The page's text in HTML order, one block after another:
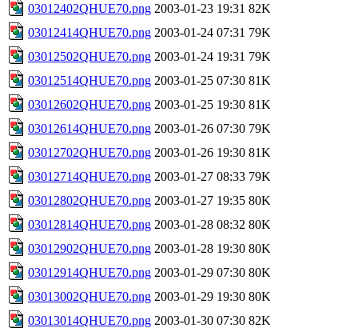
03012402QHUE70.png 2003-01-23 19:31 82K
03012414QHUE70.png 2003-01-24 07:31 79K
03012502QHUE70.png 2003-01-24 19:31 79K
03012514QHUE70.png 2003-01-25 07:30 81K
03012602QHUE70.png 2003-01-25 19:30 81K
03012614QHUE70.png 2003-01-26 07:30 79K
03012702QHUE70.png 2003-01-26 19:30 81K
03012714QHUE70.png 2003-01-27 08:33 79K
03012802QHUE70.png 2003-01-27 19:35 80K
03012814QHUE70.png 2003-01-28 08:32 80K
03012902QHUE70.png 2003-01-28 19:30 80K
03012914QHUE70.png 2003-01-29 07:30 80K
03013002QHUE70.png 2003-01-29 19:30 80K
03013014QHUE70.png 2003-01-30 07:30 82K